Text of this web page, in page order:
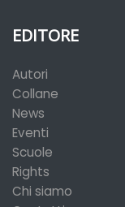
EDITORE
Autori
Collane
News
Eventi
Scuole
Rights
Chi siamo